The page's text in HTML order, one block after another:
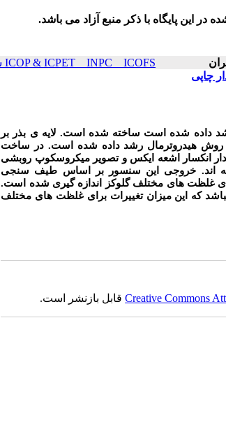
در این پایگاه با ذکر منبع آزاد می باشد.
ICOP & ICPET _ INPC _ ICOFS سال۲۵ صفحات ۱۱۰۰-۱۰۹۷
چاپی
رشد داده شده است ساخته شده است. لایه ی بذر بر
به روش هیدروترمال رشد داده شده است. در ساخت
انکسار اشعه ایکس و تصویر میکروسکوپ روبشی
اند. خروجی این سنسور بر اساس طیف سنجی
غلظت های مختلف گلوکز اندازه گیری شده است.
که این میزان تغییرات برای غلظت های مختلف
Creative Commonsقابل بازنشر است.